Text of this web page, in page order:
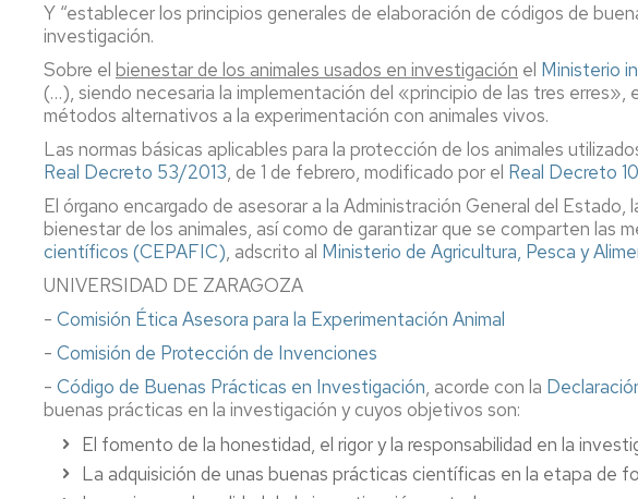
los
ODS
Buenas
prácticas
de
de
revistas
antiguo
Archivos
personales
en
la
biblioteca
Mapas,
música,
Normas
técnicas
Recursos
salas
de
trabajo,
equipamientos
Actividades
culturales
y
sociales
Fin
Gestionar
bibliografía
Propiedad
intelectual
Y “establecer los principios generales de elaboración de códigos de
investigación.
Sobre el bienestar de los animales usados en investigación el Ministerio
(…), siendo necesaria la implementación del «principio de las tres
métodos alternativos a la experimentación con animales vivos.
Las normas básicas aplicables para la protección de los animales
Real Decreto 53/2013, de 1 de febrero, modificado por el Real Decreto
El órgano encargado de asesorar a la Administración General del
bienestar de los animales, así como de garantizar que se comparten las
científicos (CEPAFIC), adscrito al Ministerio de Agricultura, Pesca y
UNIVERSIDAD DE ZARAGOZA
- Comisión Ética Asesora para la Experimentación Animal
- Comisión de Protección de Invenciones
- Código de Buenas Prácticas en Investigación, acorde con la
buenas prácticas en la investigación y cuyos objetivos son:
El fomento de la honestidad, el rigor y la responsabilidad en la
La adquisición de unas buenas prácticas científicas en la etapa de